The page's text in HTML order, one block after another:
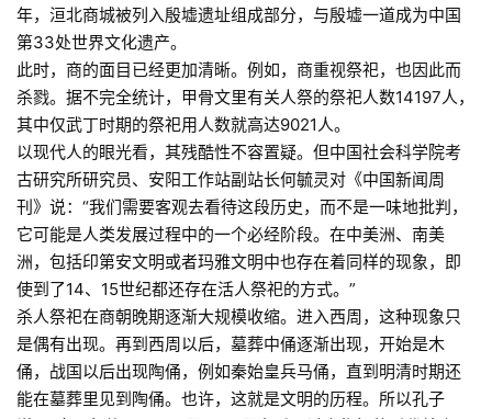
年，洹北商城被列入殷墟遗址组成部分，与殷墟一道成为中国
第33处世界文化遗产。
此时，商的面目已经更加清晰。例如，商重视祭祀，也因此而
杀戮。据不完全统计，甲骨文里有关人祭的祭祀人数14197人，
其中仅武丁时期的祭祀用人数就高达9021人。
以现代人的眼光看，其残酷性不容置疑。但中国社会科学院考
古研究所研究员、安阳工作站副站长何毓灵对《中国新闻周
刊》说：“我们需要客观去看待这段历史，而不是一味地批判，
它可能是人类发展过程中的一个必经阶段。在中美洲、南美
洲，包括印第安文明或者玛雅文明中也存在着同样的现象，即
使到了14、15世纪都还存在活人祭祀的方式。”
杀人祭祀在商朝晚期逐渐大规模收缩。进入西周，这种现象只
是偶有出现。再到西周以后，墓葬中俑逐渐出现，开始是木
俑，战国以后出现陶俑，例如秦始皇兵马俑，直到明清时期还
能在墓葬里见到陶俑。也许，这就是文明的历程。所以孔子